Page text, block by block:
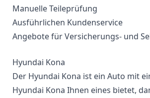
Manuelle Teileprüfung
Ausführlichen Kundenservice
Angebote für Versicherungs- und
Hyundai Kona
Der Hyundai Kona ist ein Auto mit
Hyundai Kona Ihnen eines bietet,